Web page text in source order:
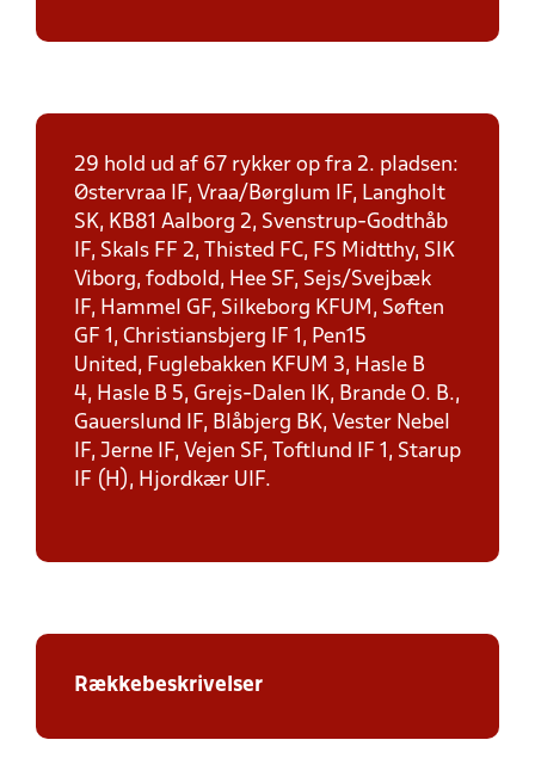
29 hold ud af 67 rykker op fra 2. pladsen:
Østervraa IF, Vraa/Børglum IF, Langholt
SK, KB81 Aalborg 2, Svenstrup-Godthåb
IF, Skals FF 2, Thisted FC, FS Midtthy, SIK
Viborg, fodbold, Hee SF, Sejs/Svejbæk
IF, Hammel GF, Silkeborg KFUM, Søften
GF 1, Christiansbjerg IF 1, Pen15
United, Fuglebakken KFUM 3, Hasle B
4, Hasle B 5, Grejs-Dalen IK, Brande O. B.,
Gauerslund IF, Blåbjerg BK, Vester Nebel
IF, Jerne IF, Vejen SF, Toftlund IF 1, Starup
IF (H), Hjordkær UIF.
Rækkebeskrivelser